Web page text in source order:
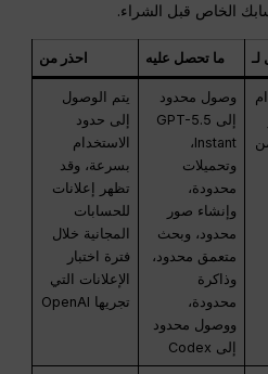
الخاص قبل الشراء.
لـ ما تحصل عليه احذر من
وصول محدود
إلى GPT-5.5
Instant،
وتحميلات
محدودة،
وإنشاء صور
محدود، وبحث
متعمق محدود،
وذاكرة
محدودة،
ووصول محدود
إلى Codex
يتم الوصول
إلى حدود
الاستخدام
بسرعة، وقد
تظهر إعلانات
للحسابات
المجانية خلال
فترة اختبار
الإعلانات التي
تجريها OpenAI